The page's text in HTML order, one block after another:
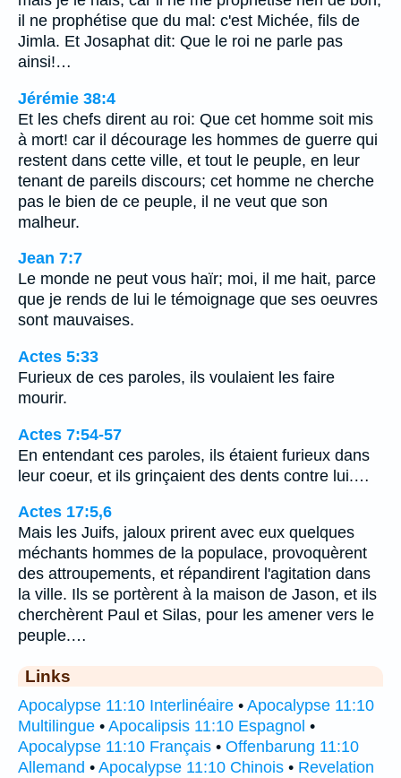
il ne prophétise que du mal: c'est Michée, fils de
Jimla. Et Josaphat dit: Que le roi ne parle pas
ainsi!…
Jérémie 38:4
Et les chefs dirent au roi: Que cet homme soit mis
à mort! car il décourage les hommes de guerre qui
restent dans cette ville, et tout le peuple, en leur
tenant de pareils discours; cet homme ne cherche
pas le bien de ce peuple, il ne veut que son
malheur.
Jean 7:7
Le monde ne peut vous haïr; moi, il me hait, parce
que je rends de lui le témoignage que ses oeuvres
sont mauvaises.
Actes 5:33
Furieux de ces paroles, ils voulaient les faire
mourir.
Actes 7:54-57
En entendant ces paroles, ils étaient furieux dans
leur coeur, et ils grinçaient des dents contre lui.…
Actes 17:5,6
Mais les Juifs, jaloux prirent avec eux quelques
méchants hommes de la populace, provoquèrent
des attroupements, et répandirent l'agitation dans
la ville. Ils se portèrent à la maison de Jason, et ils
cherchèrent Paul et Silas, pour les amener vers le
peuple.…
Links
Apocalypse 11:10 Interlinéaire • Apocalypse 11:10
Multilingue • Apocalipsis 11:10 Espagnol •
Apocalypse 11:10 Français • Offenbarung 11:10
Allemand • Apocalypse 11:10 Chinois • Revelation